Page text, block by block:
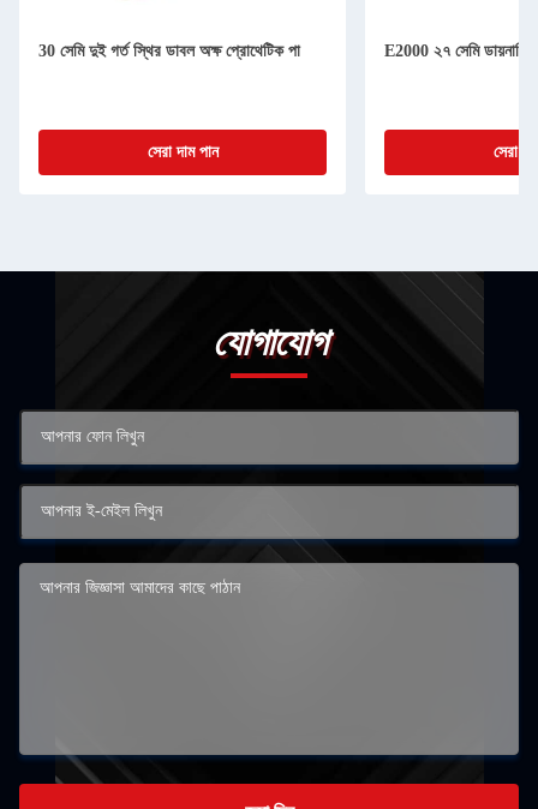
30 সেমি দুই গর্ত স্থির ডাবল অক্ষ প্রোথেটিক পা
সেরা দাম পান
E2000 ২৭ সেমি
সেরা
যোগাযোগ